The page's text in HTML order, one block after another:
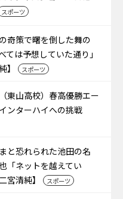
スポーツ
奇策で曙を倒した舞の
ては予想していた通り」
】
スポーツ
東山高校）春高優勝エー
ンターハイへの挑戦
と恐れられた池田の名
「ネットを越えてい
宮清純】
スポーツ